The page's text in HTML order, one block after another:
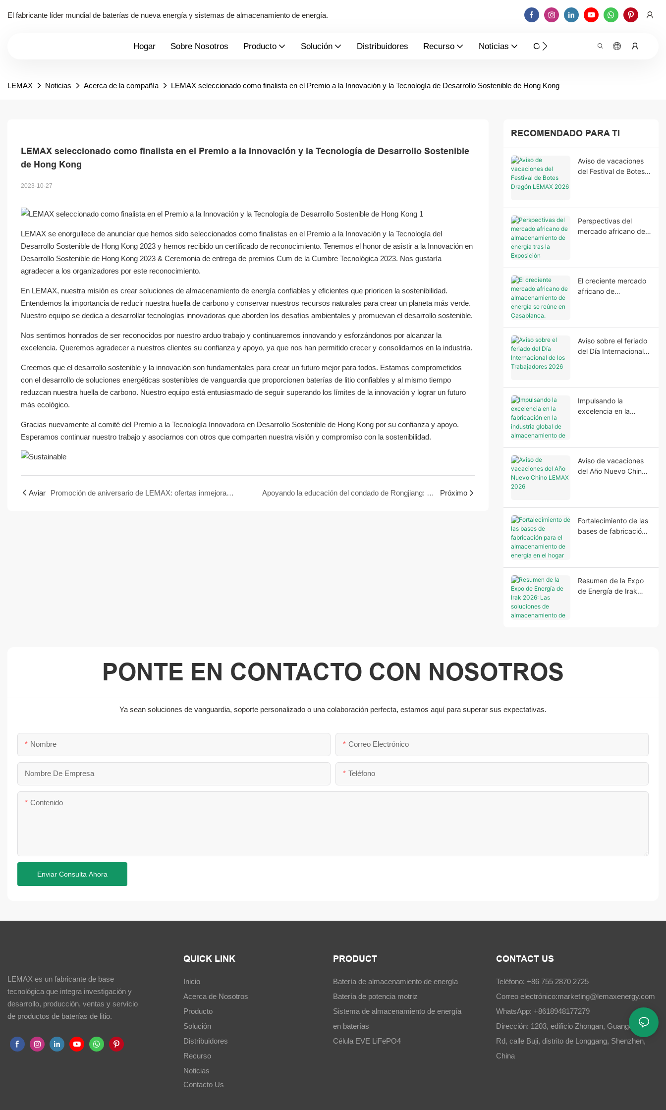
El fabricante líder mundial de baterías de nueva energía y sistemas de almacenamiento de energía.
Hogar Sobre Nosotros Producto Solución Distribuidores Recurso Noticias Contáctenos
LEMAX Noticias Acerca de la compañía LEMAX seleccionado como finalista en el Premio a la Innovación y la Tecnología de Desarrollo Sostenible de Hong Kong
LEMAX seleccionado como finalista en el Premio a la Innovación y la Tecnología de Desarrollo Sostenible
de Hong Kong
2023-10-27
LEMAX se enorgullece de anunciar que hemos sido seleccionados como finalistas en el Premio a la Innovación y la Tecnología del
Desarrollo Sostenible de Hong Kong 2023 y hemos recibido un certificado de reconocimiento. Tenemos el honor de asistir a la Innovación en
Desarrollo Sostenible de Hong Kong 2023 & Ceremonia de entrega de premios Cum de la Cumbre Tecnológica 2023. Nos gustaría
agradecer a los organizadores por este reconocimiento.
En LEMAX, nuestra misión es crear soluciones de almacenamiento de energía confiables y eficientes que prioricen la sostenibilidad.
Entendemos la importancia de reducir nuestra huella de carbono y conservar nuestros recursos naturales para crear un planeta más verde.
Nuestro equipo se dedica a desarrollar tecnologías innovadoras que aborden los desafíos ambientales y promuevan el desarrollo sostenible.
Nos sentimos honrados de ser reconocidos por nuestro arduo trabajo y continuaremos innovando y esforzándonos por alcanzar la
excelencia. Queremos agradecer a nuestros clientes su confianza y apoyo, ya que nos han permitido crecer y consolidarnos en la industria.
Creemos que el desarrollo sostenible y la innovación son fundamentales para crear un futuro mejor para todos. Estamos comprometidos
con el desarrollo de soluciones energéticas sostenibles de vanguardia que proporcionen baterías de litio confiables y al mismo tiempo
reduzcan nuestra huella de carbono. Nuestro equipo está entusiasmado de seguir superando los límites de la innovación y lograr un futuro
más ecológico.
Gracias nuevamente al comité del Premio a la Tecnología Innovadora en Desarrollo Sostenible de Hong Kong por su confianza y apoyo.
Esperamos continuar nuestro trabajo y asociarnos con otros que comparten nuestra visión y compromiso con la sostenibilidad.
Aviar Promoción de aniversario de LEMAX: ofertas inmejorables en productos de baterías de litio Apoyando la educación del condado de Rongjiang: la filantropía de LEMAX Próximo
RECOMENDADO PARA TI
Aviso de vacaciones
del Festival de Botes
Perspectivas del
mercado africano de
África de Marruecos
2026.
El creciente mercado
africano de
Aviso sobre el feriado
del Día Internacional
Impulsando la
excelencia en la
Aviso de vacaciones
del Año Nuevo Chino
Fortalecimiento de las
bases de fabricación
Resumen de la Expo
de Energía de Irak
PONTE EN CONTACTO CON NOSOTROS
Ya sean soluciones de vanguardia, soporte personalizado o una colaboración perfecta, estamos aquí para superar sus expectativas.
Nombre Correo Electrónico
Nombre De Empresa Teléfono
Contenido
Enviar Consulta Ahora
LEMAX es un fabricante de base
tecnológica que integra investigación y
desarrollo, producción, ventas y servicio
de productos de baterías de litio.
QUICK LINK
Inicio
Acerca de Nosotros
Producto
Solución
Distribuidores
Recurso
Noticias
Contacto Us
PRODUCT
Batería de almacenamiento de energía
Batería de potencia motriz
Sistema de almacenamiento de energía
en baterías
Célula EVE LiFePO4
CONTACT US
Teléfono: +86 755 2870 2725
Correo electrónico:marketing@lemaxenergy.com
WhatsApp: +8618948177279
Dirección: 1203, edificio Zhongan, Guangchang
Rd, calle Buji, distrito de Longgang, Shenzhen,
China